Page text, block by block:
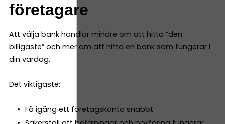
företagare
Att välja bank handlar mindre om att hitta “den
billigaste” och mer om att hitta en bank som fungerar i
din vardag.
Det viktigaste:
Få igång ett företagskonto snabbt